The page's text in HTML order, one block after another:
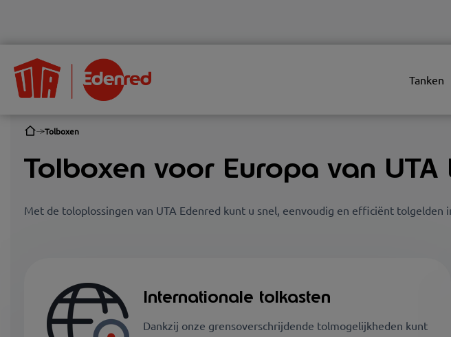
Tanken
Tolboxen
Tolboxen voor Europa van UTA
Met de toloplossingen van UTA Edenred kunt u snel, eenvoudig en efficiënt tolgelden
Internationale tolkasten
Dankzij onze grensoverschrijdende tolmogelijkheden kunt